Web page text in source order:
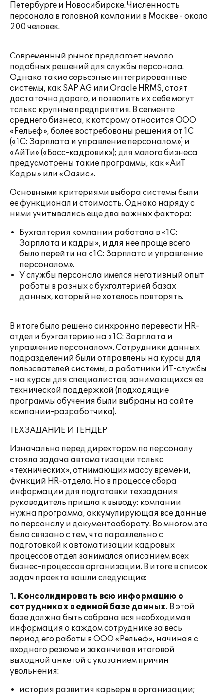
Петербурге и Новосибирске. Численность
персонала в головной компании в Москве - около
200 человек.
Современный рынок предлагает немало
подобных решений для службы персонала.
Однако такие серьезные интегрированные
системы, как SAP AG или Oracle HRMS, стоят
достаточно дорого, и позволить их себе могут
только крупные предприятия. В сегменте
среднего бизнеса, к которому относится ООО
«Рельеф», более востребованы решения от 1С
(«1С: Зарплата и управление персоналом») и
«АйТи» («Босс-кадровик»); для малого бизнеса
предусмотрены такие программы, как «АиТ
Кадры» или «Оазис».
Основными критериями выбора системы были
ее функционал и стоимость. Однако наряду с
ними учитывались еще два важных фактора:
Бухгалтерия компании работала в «1С:
Зарплата и кадры», и для нее проще всего
было перейти на «1С: Зарплата и управление
персоналом».
У службы персонала имелся негативный опыт
работы в разных с бухгалтерией базах
данных, который не хотелось повторять.
В итоге было решено синхронно перевести HR-
отдел и бухгалтерию на «1С: Зарплата и
управление персоналом». Сотрудники данных
подразделений были отправлены на курсы для
пользователей системы, а работники ИТ-службы
- на курсы для специалистов, занимающихся ее
технической поддержкой (подходящие
программы обучения были выбраны на сайте
компании-разработчика).
ТЕХЗАДАНИЕ И ТЕНДЕР
Изначально перед директором по персоналу
стояла задача автоматизации только
«технических», отнимающих массу времени,
функций HR-отдела. Но в процессе сбора
информации для подготовки техзадания
руководитель пришла к выводу: компании
нужна программа, аккумулирующая все данные
по персоналу и документообороту. Во многом это
было связано с тем, что параллельно с
подготовкой к автоматизации кадровых
процессов отдел занимался описанием всех
бизнес-процессов организации. В итоге в список
задач проекта вошли следующие:
1. Консолидировать всю информацию о
сотрудниках в единой базе данных. В этой
базе должна быть собрана вся необходимая
информация о каждом сотруднике за весь
период его работы в ООО «Рельеф», начиная с
входного резюме и заканчивая итоговой
выходной анкетой с указанием причин
увольнения:
история развития карьеры в организации;